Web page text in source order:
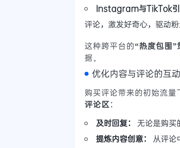
Instagram与TikTok引
评论，激发好奇心，驱动
这种跨平台的“热度包围”
据。
优化内容与评论的互
购买评论带来的初始流
评论区：
及时回复：
无论是购买
提炼内容创意：
从评论